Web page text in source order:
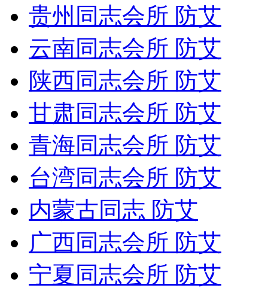
贵州同志会所 防艾
云南同志会所 防艾
陕西同志会所 防艾
甘肃同志会所 防艾
青海同志会所 防艾
台湾同志会所 防艾
内蒙古同志 防艾
广西同志会所 防艾
宁夏同志会所 防艾